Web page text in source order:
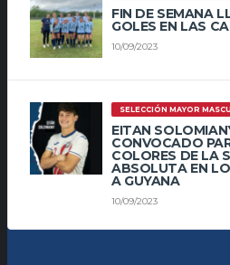
FIN DE SEMANA
GOLES EN LAS
10/09/2023
SELECCIÓN MAYOR
EITAN
CONVOCADO
COLORES DE LA
ABSOLUTA EN
A GUYANA
10/09/2023